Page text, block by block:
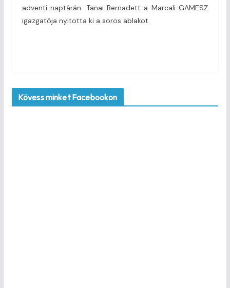
adventi naptárán. Tanai Bernadett a Marcali GAMESZ
igazgatója nyitotta ki a soros ablakot.
Kövess minket Facebookon